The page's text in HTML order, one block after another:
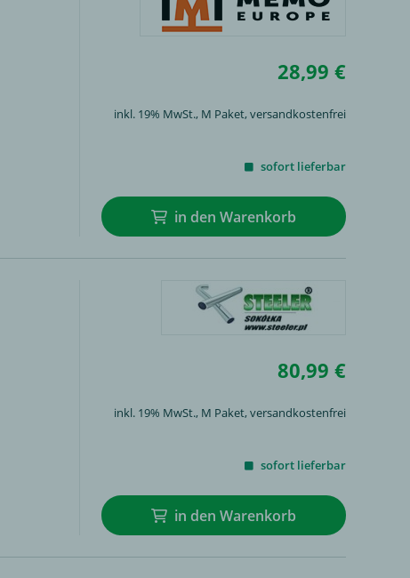
28,99 €
inkl. 19% MwSt., M Paket, versandkostenfrei
sofort lieferbar
in den Warenkorb
80,99 €
inkl. 19% MwSt., M Paket, versandkostenfrei
sofort lieferbar
in den Warenkorb